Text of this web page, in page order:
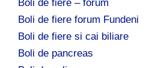
Boli de fiere – forum
Boli de fiere forum Fundeni
Boli de fiere si cai biliare
Boli de pancreas